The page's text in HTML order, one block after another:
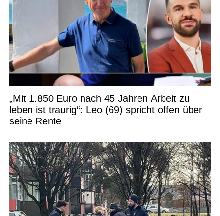
„Mit 1.850 Euro nach 45 Jahren Arbeit zu
leben ist traurig“: Leo (69) spricht offen über
seine Rente